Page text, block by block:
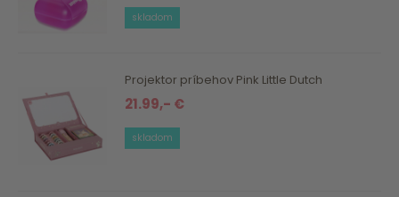
skladom
Projektor príbehov Pink Little Dutch
21.99,- €
skladom